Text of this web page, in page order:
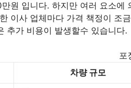
원 입니다. 하지만 여러 요소
이사 업체마다 가격 책정이
추가 비용이 발생할수 있습니다.
포
차량 규모